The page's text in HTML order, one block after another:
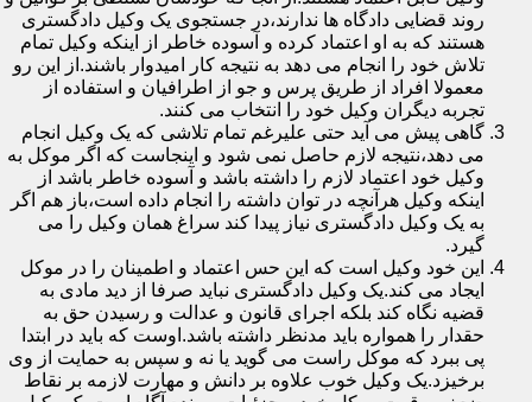
روند قضایی دادگاه ها ندارند،در جستجوی یک وکیل دادگستری
هستند که به او اعتماد کرده و آسوده خاطر از اینکه وکیل تمام
تلاش خود را انجام می دهد به نتیجه کار امیدوار باشند.از این رو
معمولا افراد از طریق پرس و جو از اطرافیان و استفاده از
تجربه دیگران وکیل خود را انتخاب می کنند.
گاهی پیش می آید حتی علیرغم تمام تلاشی که یک وکیل انجام
می دهد،نتیجه لازم حاصل نمی شود و اینجاست که اگر موکل به
وکیل خود اعتماد لازم را داشته باشد و آسوده خاطر باشد از
اینکه وکیل هرآنچه در توان داشته را انجام داده است،باز هم اگر
به یک وکیل دادگستری نیاز پیدا کند سراغ همان وکیل را می
گیرد.
این خود وکیل است که این حس اعتماد و اطمینان را در موکل
ایجاد می کند.یک وکیل دادگستری نباید صرفا از دید مادی به
قضیه نگاه کند بلکه اجرای قانون و عدالت و رسیدن حق به
حقدار را همواره باید مدنظر داشته باشد.اوست که باید در ابتدا
پی ببرد که موکل راست می گوید یا نه و سپس به حمایت از وی
برخیزد.یک وکیل خوب علاوه بر دانش و مهارت لازمه بر نقاط